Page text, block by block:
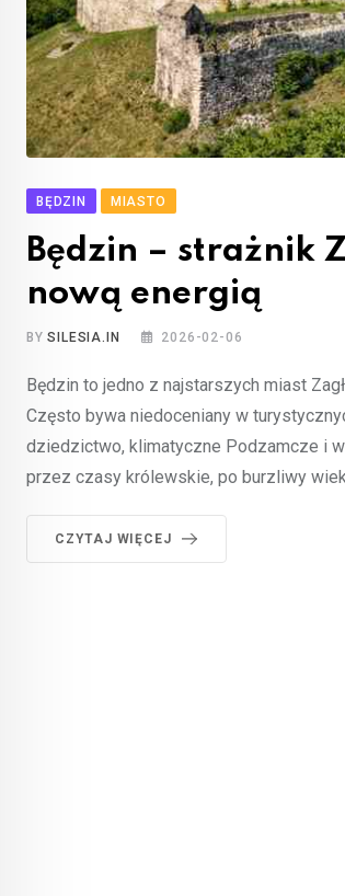
BĘDZIN MIASTO
Będzin – strażnik
nową energią
BYSILESIA.IN 2026-02-06
Będzin to jedno z najstarszych miast
Często bywa niedoceniany w
dziedzictwo, klimatyczne Podzamcze i
przez czasy królewskie, po burzliwy
CZYTAJ WIĘCEJ